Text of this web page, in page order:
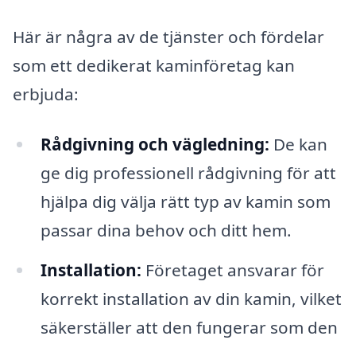
Här är några av de tjänster och fördelar
som ett dedikerat kaminföretag kan
erbjuda:
Rådgivning och vägledning: De kan
ge dig professionell rådgivning för att
hjälpa dig välja rätt typ av kamin som
passar dina behov och ditt hem.
Installation: Företaget ansvarar för
korrekt installation av din kamin, vilket
säkerställer att den fungerar som den